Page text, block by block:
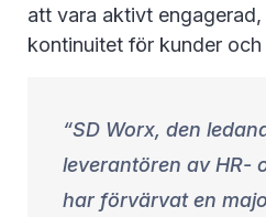
att vara aktivt
kontinuitet för kunder och
SD Worx, den
leverantören av HR-
har förvärvat en